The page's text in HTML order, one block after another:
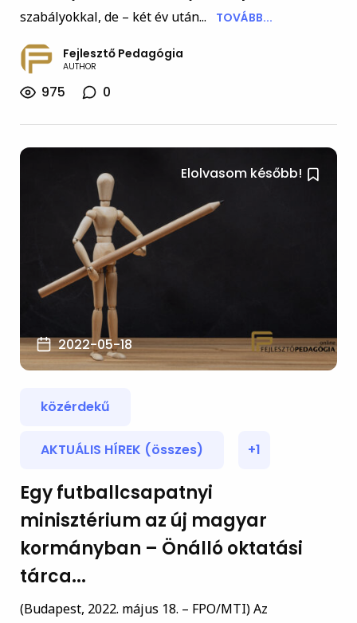
szabályokkal, de – két év után...
TOVÁBB...
Fejlesztő Pedagógia
AUTHOR
975 0
Elolvasom később!
2022-05-18
közérdekű
AKTUÁLIS HÍREK (összes) +1
Egy futballcsapatnyi
minisztérium az új magyar
kormányban – Önálló oktatási
tárca...
(Budapest, 2022. május 18. – FPO/MTI) Az